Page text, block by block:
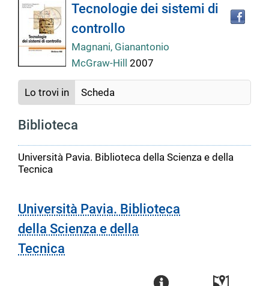
Dettaglio
del
documento
Tecnologie dei sistemi di
controllo
Magnani, Gianantonio
McGraw-Hill 2007
Lo trovi in Scheda
Biblioteca
Università Pavia. Biblioteca della Scienza e della
Tecnica
Università Pavia. Biblioteca
della Scienza e della
Tecnica